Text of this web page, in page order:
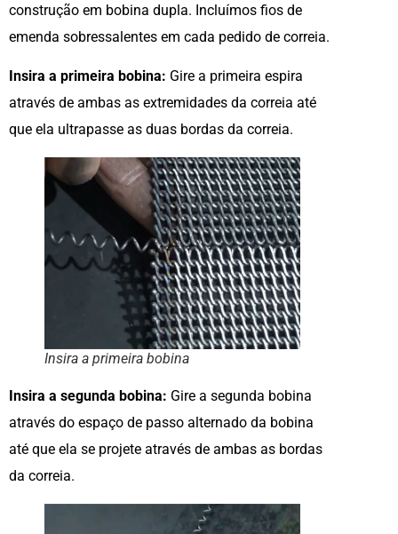
construção em bobina dupla. Incluímos fios de
emenda sobressalentes em cada pedido de correia.
Insira a primeira bobina: Gire a primeira espira
através de ambas as extremidades da correia até
que ela ultrapasse as duas bordas da correia.
Insira a primeira bobina
Insira a segunda bobina: Gire a segunda bobina
através do espaço de passo alternado da bobina
até que ela se projete através de ambas as bordas
da correia.